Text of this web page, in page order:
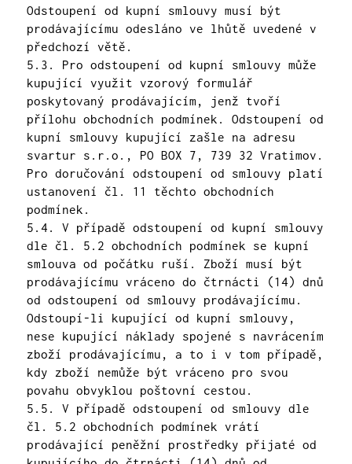
Odstoupení od kupní smlouvy musí být
prodávajícímu odesláno ve lhůtě uvedené v
předchozí větě.
5.3. Pro odstoupení od kupní smlouvy může
kupující využit vzorový formulář
poskytovaný prodávajícím, jenž tvoří
přílohu obchodních podmínek. Odstoupení od
kupní smlouvy kupující zašle na adresu
svartur s.r.o., PO BOX 7, 739 32 Vratimov.
Pro doručování odstoupení od smlouvy platí
ustanovení čl. 11 těchto obchodních
podmínek.
5.4. V případě odstoupení od kupní smlouvy
dle čl. 5.2 obchodních podmínek se kupní
smlouva od počátku ruší. Zboží musí být
prodávajícímu vráceno do čtrnácti (14) dnů
od odstoupení od smlouvy prodávajícímu.
Odstoupí-li kupující od kupní smlouvy,
nese kupující náklady spojené s navrácením
zboží prodávajícímu, a to i v tom případě,
kdy zboží nemůže být vráceno pro svou
povahu obvyklou poštovní cestou.
5.5. V případě odstoupení od smlouvy dle
čl. 5.2 obchodních podmínek vrátí
prodávající peněžní prostředky přijaté od